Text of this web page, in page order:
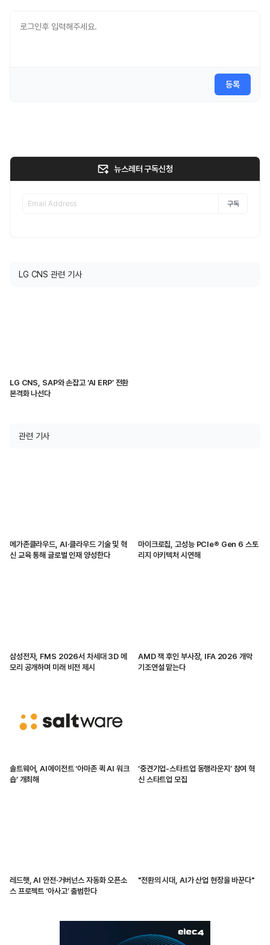
등록
뉴스레터 구독신청
구독
LG CNS 관련 기사
LG CNS, SAP와 손잡고 ‘AI ERP’ 전환
본격화 나선다
관련 기사
메가존클라우드, AI·클라우드 기술 및 혁
신 교육 통해 글로벌 인재 양성한다
마이크로칩, 고성능 PCIe® Gen 6 스토
리지 아키텍처 시연해
삼성전자, FMS 2026서 차세대 3D 메
모리 공개하며 미래 비전 제시
AMD 잭 후인 부사장, IFA 2026 개막
기조연설 맡는다
솔트웨어, AI에이전트 ‘아마존 퀵 AI 워크
숍’ 개최해
‘중견기업-스타트업 동행라운지’ 참여 혁
신 스타트업 모집
레드햇, AI 안전·거버넌스 자동화 오픈소
스 프로젝트 ‘아사고’ 출범한다
"전환의 시대, AI가 산업 현장을 바꾼다"